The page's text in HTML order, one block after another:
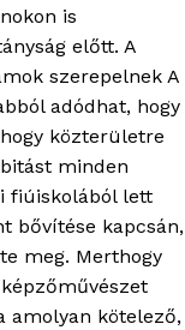
is
előtt. A
szerepelnek A
adódhat, hogy
közterületre
minden
fiúiskolából lett
bővítése kapcsán,
meg. Merthogy
amolyan kötelező,